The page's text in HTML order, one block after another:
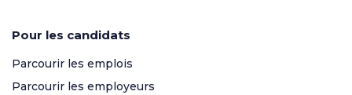
Pour les candidats
Parcourir les emplois
Parcourir les employeurs